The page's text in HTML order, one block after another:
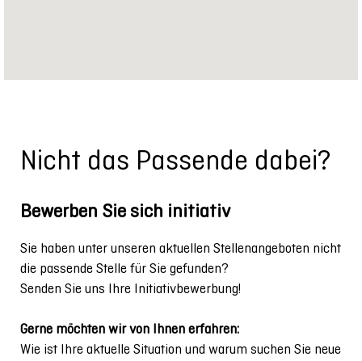
Nicht das Passende dabei?
Bewerben Sie sich initiativ
Sie haben unter unseren aktuellen Stellenangeboten nicht
die passende Stelle für Sie gefunden?
Senden Sie uns Ihre Initiativbewerbung!
Gerne möchten wir von Ihnen erfahren:
Wie ist Ihre aktuelle Situation und warum suchen Sie neue